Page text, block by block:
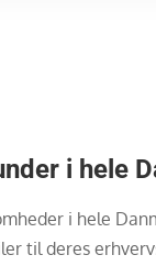
i hele
i hele
til deres